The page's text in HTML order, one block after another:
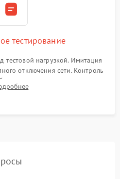
тестирование
нагрузкой. Имитация
отключения сети. Контроль
температурного режима и
выходного сигнала.